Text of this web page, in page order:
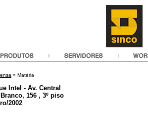
» Matéria
Intel - Av. Central
156 , 3º piso
2002